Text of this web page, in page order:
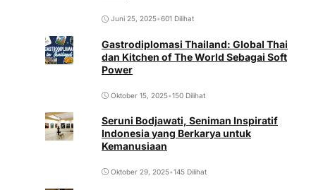
Juni 25, 2025•601 Dilihat
Gastrodiplomasi Thailand: Global Thai
dan Kitchen of The World Sebagai Soft
Power
Oktober 15, 2025•150 Dilihat
Seruni Bodjawati, Seniman Inspiratif
Indonesia yang Berkarya untuk
Kemanusiaan
Oktober 29, 2025•145 Dilihat